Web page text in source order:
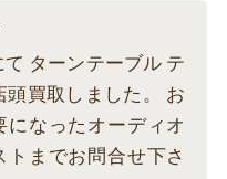
ターンテーブル テ
頭買取しました。 お
になったオーディオ
までお問合せ下さ